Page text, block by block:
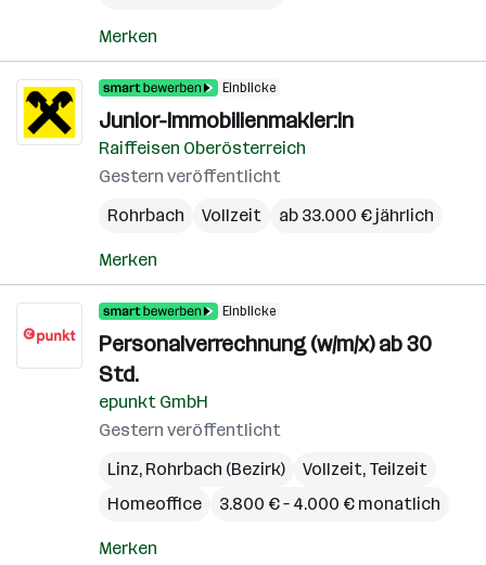
Merken
Einblicke
Junior-Immobilienmakler:in
Raiffeisen Oberösterreich
Gestern veröffentlicht
Rohrbach
Vollzeit ab 33.000 € jährlich
Merken
Einblicke
Personalverrechnung (w/m/x) ab 30
Std.
epunkt GmbH
Gestern veröffentlicht
Linz, Rohrbach (Bezirk)
Vollzeit, Teilzeit
Homeoffice
3.800 € – 4.000 € monatlich
Merken